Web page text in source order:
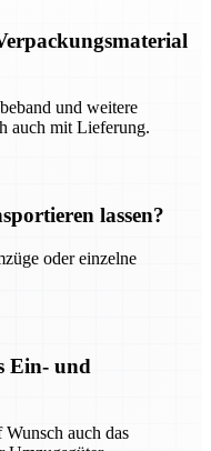
und weitere
auch mit Lieferung.
lassen?
oder einzelne
Ein- und
auch das